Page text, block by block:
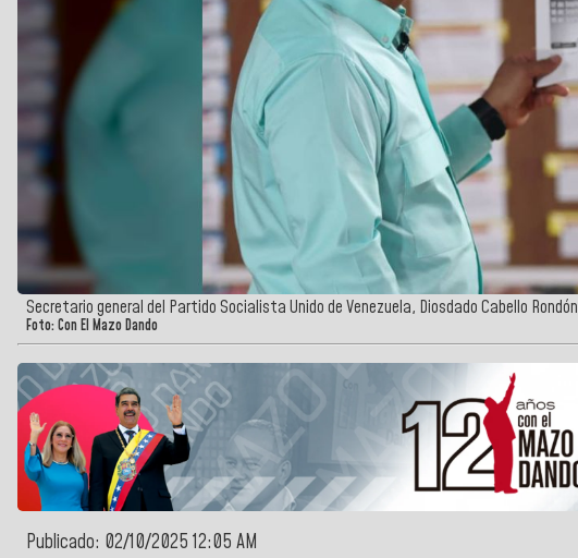
Secretario general del Partido Socialista Unido de Venezuela, Diosdado Cabello Rondón
Foto: Con El Mazo Dando
Publicado: 02/10/2025 12:05 AM